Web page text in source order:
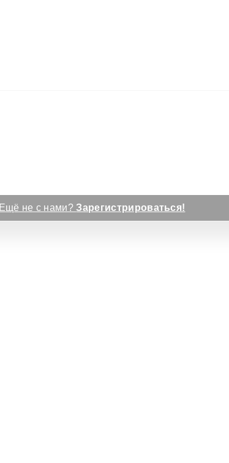
Ещё не с нами?Зарегистрироваться!